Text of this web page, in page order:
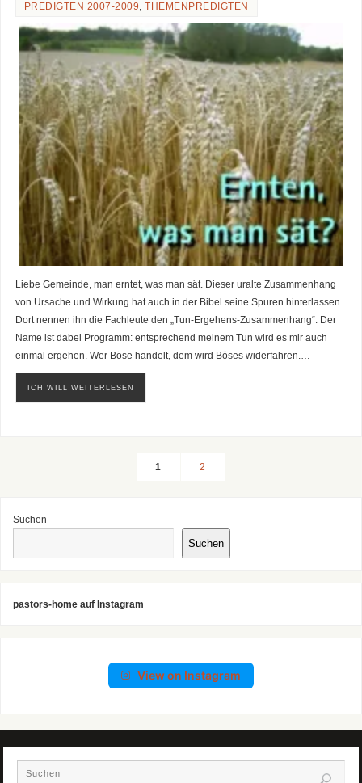
PREDIGTEN 2007-2009,THEMENPREDIGTEN
Liebe Gemeinde, man erntet, was man sät. Dieser uralte Zusammenhang
von Ursache und Wirkung hat auch in der Bibel seine Spuren hinterlassen.
Dort nennen ihn die Fachleute den „Tun-Ergehens-Zusammenhang“. Der
Name ist dabei Programm: entsprechend meinem Tun wird es mir auch
einmal ergehen. Wer Böse handelt, dem wird Böses widerfahren.…
ICH WILL WEITERLESEN
1 2
Suchen
Suchen
pastors-home auf Instagram
View on Instagram